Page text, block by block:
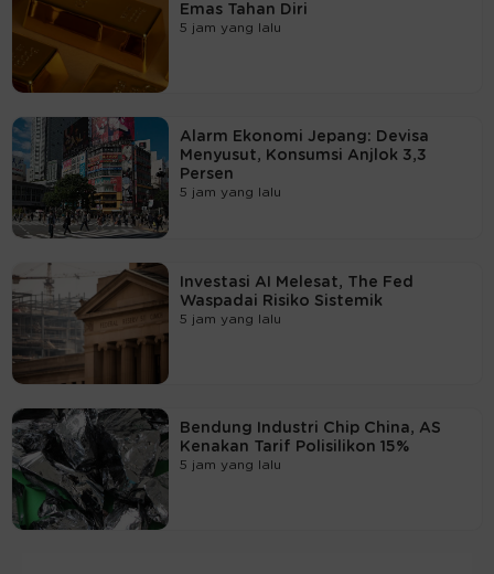
Emas Tahan Diri
5 jam yang lalu
Alarm Ekonomi Jepang: Devisa
Menyusut, Konsumsi Anjlok 3,3
Persen
5 jam yang lalu
Investasi AI Melesat, The Fed
Waspadai Risiko Sistemik
5 jam yang lalu
Bendung Industri Chip China, AS
Kenakan Tarif Polisilikon 15%
5 jam yang lalu